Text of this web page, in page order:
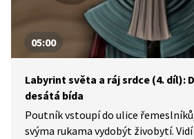
05:00
Labyrint světa a ráj srdce (4. díl):
desátá bída
Poutník vstoupí do ulice
svýma rukama vydobýt živobytí.